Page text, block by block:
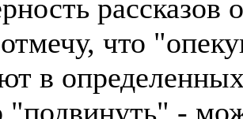
рассказов
что
в
"подвинуть" -